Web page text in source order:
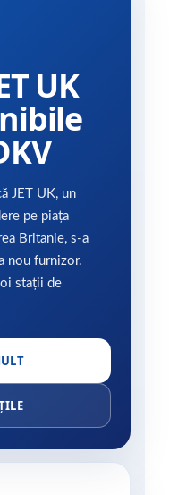
UK
JET UK, un
pe piața
Britanie, s-a
nou furnizor.
stații de